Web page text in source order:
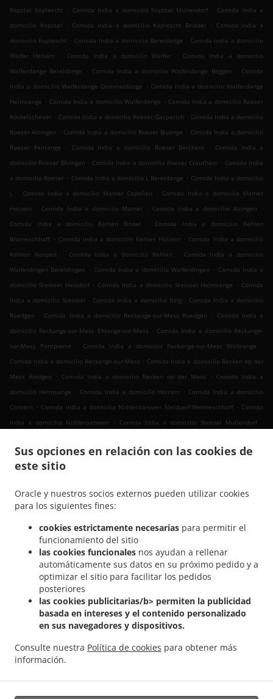
Sus opciones en relación con las cookies de
este sitio
Oracle y nuestros socios externos pueden utilizar cookies
para los siguientes fines:
cookies estrictamente necesarias para permitir el
funcionamiento del sitio
las cookies funcionales nos ayudan a rellenar
automáticamente sus datos en su próximo pedido y a
optimizar el sitio para facilitar los pedidos
posteriores
las cookies publicitarias/b> permiten la publicidad
basada en intereses y el contenido personalizado
en sus navegadores y dispositivos.
Consulte nuestra Política de cookies para obtener más
información.
Kopstal Koplescht
. Comida India a domicilio Kopstal Mullendorf . Comida India a
domicilio Kopstal
. Comida India a domicilio Koplescht Briddel . Comida India a
domicilio Koplescht . Comida India a domicilio Bereldange . Comida India a domicilio
Walfer Helsem
. Comida India a domicilio Walfer .
Comida India a domicilio
Walferdange Bereldange
. Comida India a domicilio Walferdange Beggen . Comida
India a domicilio Walferdange Dommeldange . Comida India a domicilio Walferdange
Helmsange . Comida India a domicilio Walferdange . Comida India a domicilio Roeser
Kockelscheuer . Comida India a domicilio Roeser Gasperich . Comida India a domicilio
Roeser Alzingen . Comida India a domicilio Roeser Bivange . Comida India a domicilio
Roeser Fentange
. Comida India a domicilio Roeser Berchem . Comida India a
domicilio Roeser Bivingen . Comida India a domicilio Roeser Crauthem . Comida India
a domicilio Roeser . Comida India a domicilio L Bereldange . Comida India a domicilio
L . Comida India a domicilio Mamer Capellen . Comida India a domicilio Mamer
Holzem
. Comida India a domicilio Mamer . Comida India a domicilio Alzingen
.
Comida India a domicilio Kehlen Bridel
.
Comida India a domicilio Kehlen
Brameschhaff . Comida India a domicilio Kehlen Holzem . Comida India a domicilio
Kehlen Nospelt
. Comida India a domicilio Kehlen .
Comida India a domicilio
Walferdingen Bereldingen
. Comida India a domicilio Walferdingen . Comida India a
domicilio Steinsel Heisdorf . Comida India a domicilio Steinsel Helmsange . Comida
India a domicilio Steinsel . Comida India a domicilio Itzig . Comida India a domicilio
Roedgen
. Comida India a domicilio Reckange-sur-Mess Roedgen . Comida India a
domicilio Reckange-sur-Mess Ehlange-sur-Mess . Comida India a domicilio Reckange-
sur-Mess Pontpierre
. Comida India a domicilio Reckange-sur-Mess Wickrange
.
Comida India a domicilio Reckange-sur-Mess . Comida India a domicilio Recken op der
Mess Riedgen
. Comida India a domicilio Recken op der Mess . Comida India a
domicilio Helmsange
. Comida India a domicilio Holzem . Comida India a domicilio
Contern . Comida India a domicilio Nidderaanwen Neiduerf-Weimeschhaff . Comida
India a domicilio Nidderaanwen
. Comida India a domicilio Steesel Mullendorf
.
domicilio Bettembourg Abweiler
. Comida India a domicilio Bettembourg
Comida
India a domicilio Mondercange Pontpierre
Comida India a domicilio Mullendorf . Comida India a domicilio Heisdorf . Comida
domicilio Bivange . Comida India a domicilio Livange
Comida India a domicilio
Weiler zum Tuer . Comida India a domicilio Weiler-la-Tour Hassel
domicilio Weiler-la-Tour
. Comida India a domicilio Monnerich Steinbrücken
India a domicilio Monnerich . Comida India a domicilio Ehlange-sur-Mess
India a domicilio Kielen
domicilio Findel . Comida India a domicilio Reckingen/Mess Wickringen . Comida India
a domicilio Reckingen/Mess Ehlange-sur-Mess
.
Comida India a domicilio
domicilio Sandweiler Hamm . Comida India a domicilio Sandweiler . Comida India a
domicilio. Ordena comida para llevar